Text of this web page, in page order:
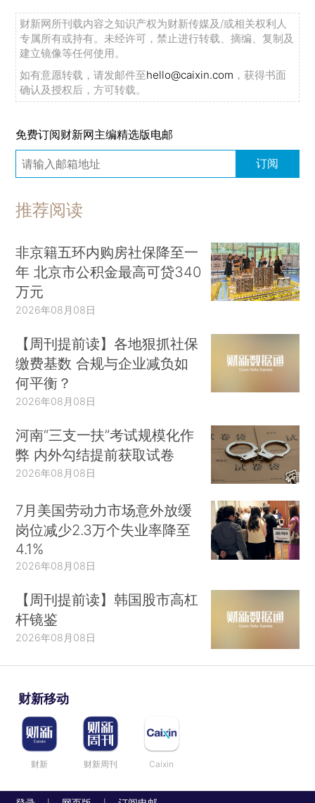
财新网所刊载内容之知识产权为财新传媒及/或相关权利人
专属所有或持有。未经许可，禁止进行转载、摘编、复制及
建立镜像等任何使用。
如有意愿转载，请发邮件至hello@caixin.com ，获得书面
确认及授权后，方可转载。
免费订阅财新网主编精选版电邮
订阅
推荐阅读
非京籍五环内购房社保降至一
年 北京市公积金最高可贷340
万元
2026年08月08日
【周刊提前读】各地狠抓社保
缴费基数 合规与企业减负如
何平衡？
2026年08月08日
河南“三支一扶”考试规模化作
弊 内外勾结提前获取试卷
2026年08月08日
7月美国劳动力市场意外放缓
岗位减少2.3万个失业率降至
4.1%
2026年08月08日
【周刊提前读】韩国股市高杠
杆镜鉴
2026年08月08日
财新移动
财新 财新周刊 Caixin